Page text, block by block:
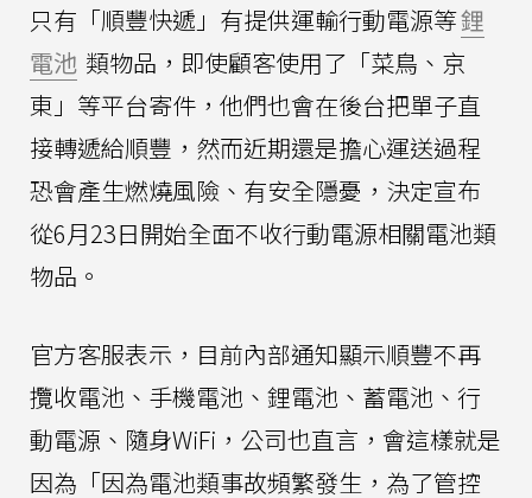
只有「順豐快遞」有提供運輸行動電源等鋰
電池 類物品，即使顧客使用了「菜鳥、京
東」等平台寄件，他們也會在後台把單子直
接轉遞給順豐，然而近期還是擔心運送過程
恐會產生燃燒風險、有安全隱憂，決定宣布
從6月23日開始全面不收行動電源相關電池類
物品。
官方客服表示，目前內部通知顯示順豐不再
攬收電池、手機電池、鋰電池、蓄電池、行
動電源、隨身WiFi，公司也直言，會這樣就是
因為「因為電池類事故頻繁發生，為了管控